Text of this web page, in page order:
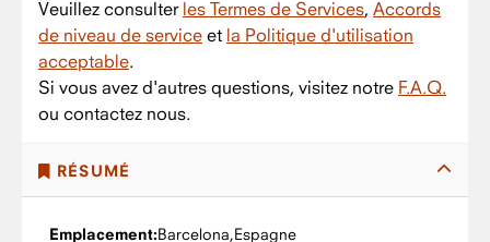
Veuillez consulter les Termes de Services, Accords
de niveau de service et la Politique d'utilisation
acceptable.
Si vous avez d'autres questions, visitez notre F.A.Q.
ou contactez nous.
RÉSUMÉ
Emplacement:Barcelona,Espagne